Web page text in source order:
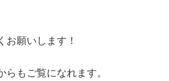
お願いします！
らもご覧になれます。